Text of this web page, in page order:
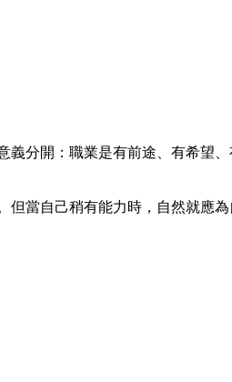
義分開：職業是有前途、有希
當自己稍有能力時，自然就應